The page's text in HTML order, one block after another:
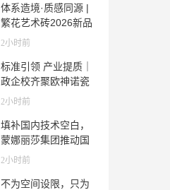
体系造境·质感同源 |
繁花艺术砖2026新品
发布媒体见面会圆满
2小时前
标准引领 产业提质｜
政企校齐聚欧神诺瓷
砖，共探佛山陶瓷标
2小时前
填补国内技术空白，
蒙娜丽莎集团推动国
际标准落地本地国标
2小时前
不为空间设限，只为